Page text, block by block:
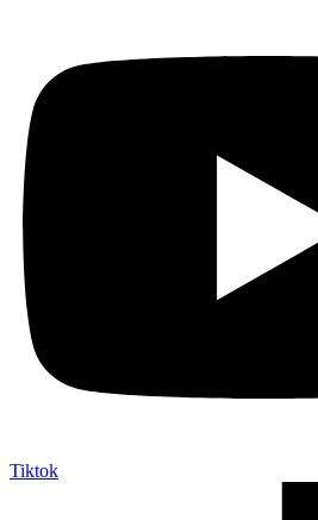
Tiktok